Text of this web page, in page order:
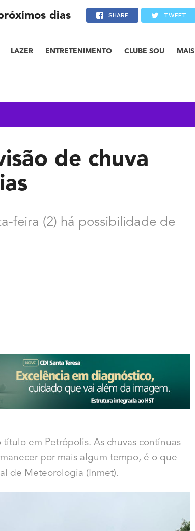
LAZER ENTRETENIMENTO CLUBE SOU MAIS
dias SHARE TWEET
de chuva
feira (2) há possibilidade de
em Petrópolis. As chuvas contínuas
por mais algum tempo, é o que
de Meteorologia (Inmet).